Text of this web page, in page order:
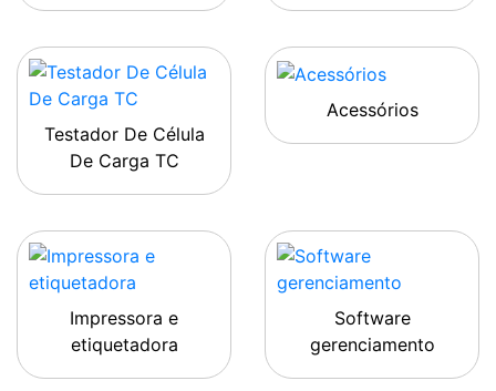
Testador De Célula
De Carga TC
Acessórios
Impressora e
etiquetadora
Software
gerenciamento